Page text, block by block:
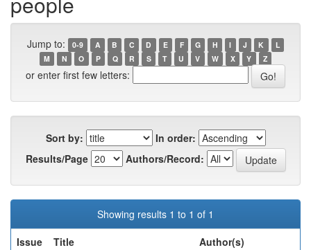
Jump to: 0-9 A B C D E F G H I J K
L
M
N O P Q R S T U V W X Y Z
or enter first few letters:
Sort by:
In order:
Results/Page
Authors/Record:
Showing results 1 to 1 of 1
Issue
Title Author(s)